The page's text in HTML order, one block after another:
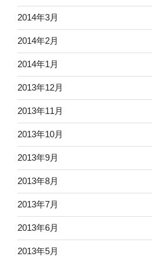
2014年3月
2014年2月
2014年1月
2013年12月
2013年11月
2013年10月
2013年9月
2013年8月
2013年7月
2013年6月
2013年5月